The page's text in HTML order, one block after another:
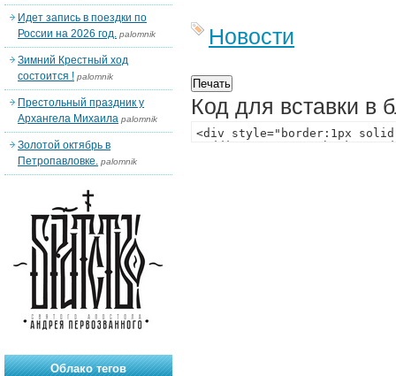
Новости
Код для вставки в
Идет запись в поездки по
России на 2026 год. palomnik
Зимний Крестный ход
состоится ! palomnik
Престольный праздник у
Архангела Михаила palomnik
Золотой октябрь в
Петропавловке. palomnik
Облако тегов